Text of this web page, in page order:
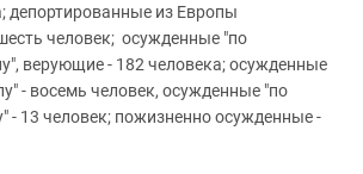
депортированные из Европы
человек; осужденные "по
верующие - 182 человека; осужденные
- восемь человек, осужденные "по
- 13 человек; пожизненно осужденные -